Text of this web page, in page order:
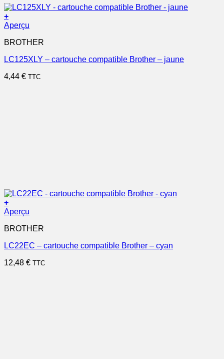
+
Aperçu
BROTHER
LC125XLY – cartouche compatible Brother – jaune
4,44 € TTC
+
Aperçu
BROTHER
LC22EC – cartouche compatible Brother – cyan
12,48 € TTC